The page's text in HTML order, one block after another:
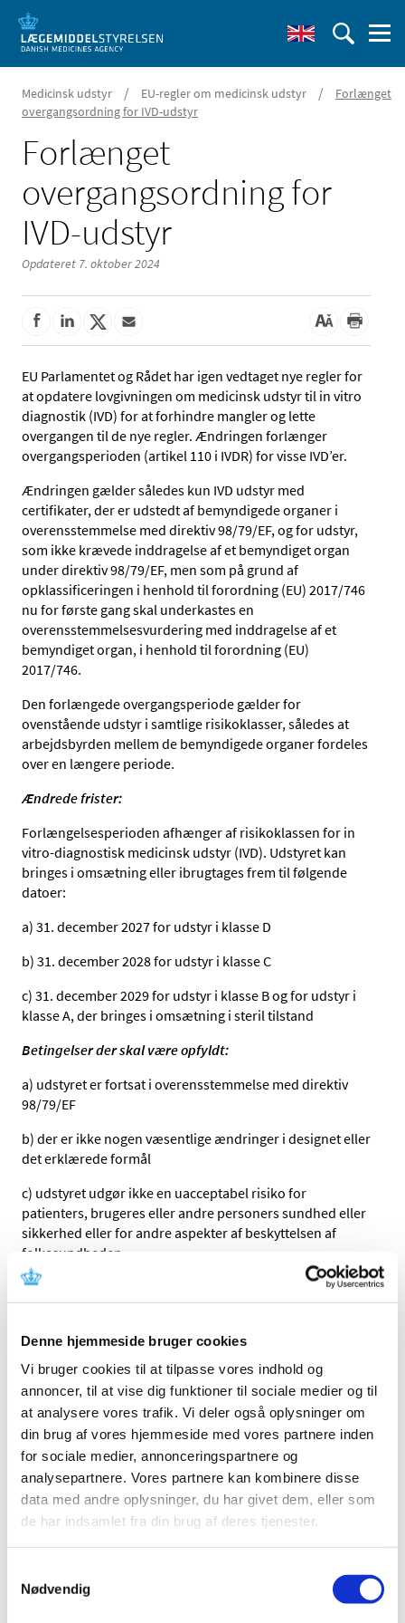
Denne hjemmeside bruger cookies
Vi bruger cookies til at tilpasse vores indhold og
annoncer, til at vise dig funktioner til sociale medier og til
at analysere vores trafik. Vi deler også oplysninger om
din brug af vores hjemmeside med vores partnere inden
for sociale medier, annonceringspartnere og
analysepartnere. Vores partnere kan kombinere disse
data med andre oplysninger, du har givet dem, eller som
de har indsamlet fra din brug af deres tjenester.
Nødvendig
Medicinsk udstyr / EU-regler om medicinsk udstyr /
Forlænget
overgangsordning for IVD-udstyr
Forlænget
overgangsordning for
IVD-udstyr
Opdateret 7. oktober 2024
EU Parlamentet og Rådet har igen vedtaget nye regler for
at opdatere lovgivningen om medicinsk udstyr til in vitro
diagnostik (IVD) for at forhindre mangler og lette
overgangen til de nye regler. Ændringen forlænger
overgangsperioden (artikel 110 i IVDR) for visse IVD’er.
Ændringen gælder således kun IVD udstyr med
certifikater, der er udstedt af bemyndigede organer i
overensstemmelse med direktiv 98/79/EF, og for udstyr,
som ikke krævede inddragelse af et bemyndiget organ
under direktiv 98/79/EF, men som på grund af
opklassificeringen i henhold til forordning (EU) 2017/746
nu for første gang skal underkastes en
overensstemmelsesvurdering med inddragelse af et
bemyndiget organ, i henhold til forordning (EU)
2017/746.
Den forlængede overgangsperiode gælder for
ovenstående udstyr i samtlige risikoklasser, således at
arbejdsbyrden mellem de bemyndigede organer fordeles
over en længere periode.
Ændrede frister:
Forlængelsesperioden afhænger af risikoklassen for in
vitro-diagnostisk medicinsk udstyr (IVD). Udstyret kan
bringes i omsætning eller ibrugtages frem til følgende
datoer:
a) 31. december 2027 for udstyr i klasse D
b) 31. december 2028 for udstyr i klasse C
c) 31. december 2029 for udstyr i klasse B og for udstyr i
klasse A, der bringes i omsætning i steril tilstand
Betingelser der skal være opfyldt:
a) udstyret er fortsat i overensstemmelse med direktiv
98/79/EF
b) der er ikke nogen væsentlige ændringer i designet eller
det erklærede formål
c) udstyret udgør ikke en uacceptabel risiko for
patienters, brugeres eller andre personers sundhed eller
sikkerhed eller for andre aspekter af beskyttelsen af
folkesundheden
d) fabrikanten har senest
indført et
kvalitetsstyringssystem i overensstemmelse med artikel
e) fabrikanten eller den autoriserede repræsentant har
indgivet en formel ansøgning til et bemyndiget organ om
overensstemmelsesvurdering i henhold til IVD-
forordningen senest
I. den 26. maj 2025 (for klasse D udstyr),
II. 26. maj 2026 (for klasse C udstyr), eller
III. 26. maj 2027 (for klasse B udstyr og for udstyr i klasse
A, der bringes i omsætning i steril tilstand)
Det bemyndigede organ og fabrikanten eller den
autoriserede repræsentant skal have indgået en skriftlig